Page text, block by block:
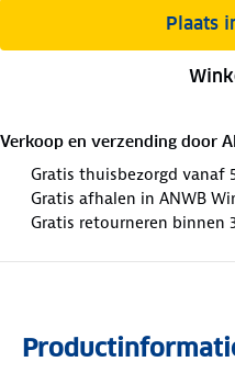
Plaats
Verkoop en verzending door
Gratis thuisbezorgd vanaf
Gratis afhalen in ANWB
Gratis retourneren binnen